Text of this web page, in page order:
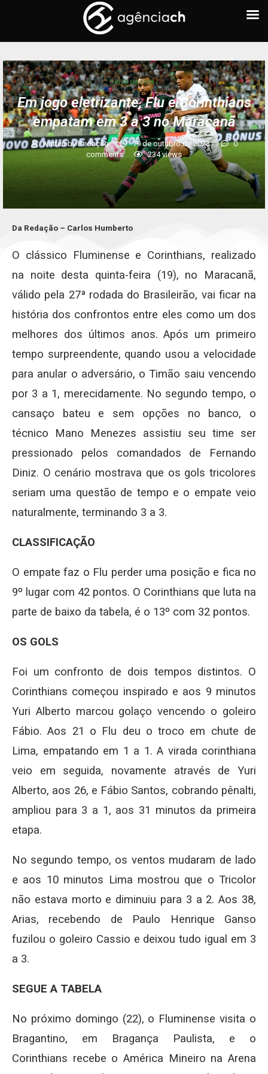
BEM NA FITA
Em jogo eletrizante, Flu e Corinthians
empatam em 3 a 3 no Maracanã
written byRedação 19 de outubro de 2023
0
comments
234views
Da Redação – Carlos Humberto
O clássico Fluminense e Corinthians, realizado
na noite desta quinta-feira (19), no Maracanã,
válido pela 27ª rodada do Brasileirão, vai ficar na
história dos confrontos entre eles como um dos
melhores dos últimos anos. Após um primeiro
tempo surpreendente, quando usou a velocidade
para anular o adversário, o Timão saiu vencendo
por 3 a 1, merecidamente. No segundo tempo, o
cansaço bateu e sem opções no banco, o
técnico Mano Menezes assistiu seu time ser
pressionado pelos comandados de Fernando
Diniz. O cenário mostrava que os gols tricolores
seriam uma questão de tempo e o empate veio
naturalmente, terminando 3 a 3.
CLASSIFICAÇÃO
O empate faz o Flu perder uma posição e fica no
9º lugar com 42 pontos. O Corinthians que luta na
parte de baixo da tabela, é o 13º com 32 pontos.
OS GOLS
Foi um confronto de dois tempos distintos. O
Corinthians começou inspirado e aos 9 minutos
Yuri Alberto marcou golaço vencendo o goleiro
Fábio. Aos 21 o Flu deu o troco em chute de
Lima, empatando em 1 a 1. A virada corinthiana
veio em seguida, novamente através de Yuri
Alberto, aos 26, e Fábio Santos, cobrando pênalti,
ampliou para 3 a 1, aos 31 minutos da primeira
etapa.
No segundo tempo, os ventos mudaram de lado
e aos 10 minutos Lima mostrou que o Tricolor
não estava morto e diminuiu para 3 a 2. Aos 38,
Arias, recebendo de Paulo Henrique Ganso
fuzilou o goleiro Cassio e deixou tudo igual em 3
a 3.
SEGUE A TABELA
No próximo domingo (22), o Fluminense visita o
Bragantino, em Bragança Paulista, e o
Corinthians recebe o América Mineiro na Arena